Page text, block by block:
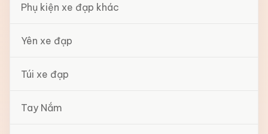
Phụ kiện xe đạp khác
Yên xe đạp
Túi xe đạp
Tay Nắm